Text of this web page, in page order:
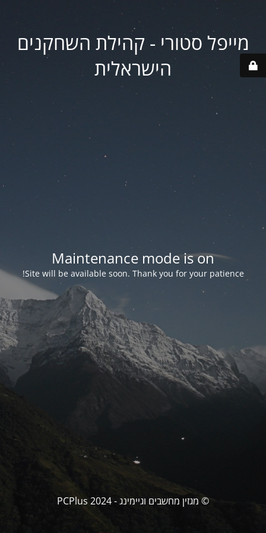
מייפל סטורי - קהילת השחקנים
הישראלית
Maintenance mode is on
Site will be available soon. Thank you for your patience!
© מגזין מחשבים וגיימינג - PCPlus 2024